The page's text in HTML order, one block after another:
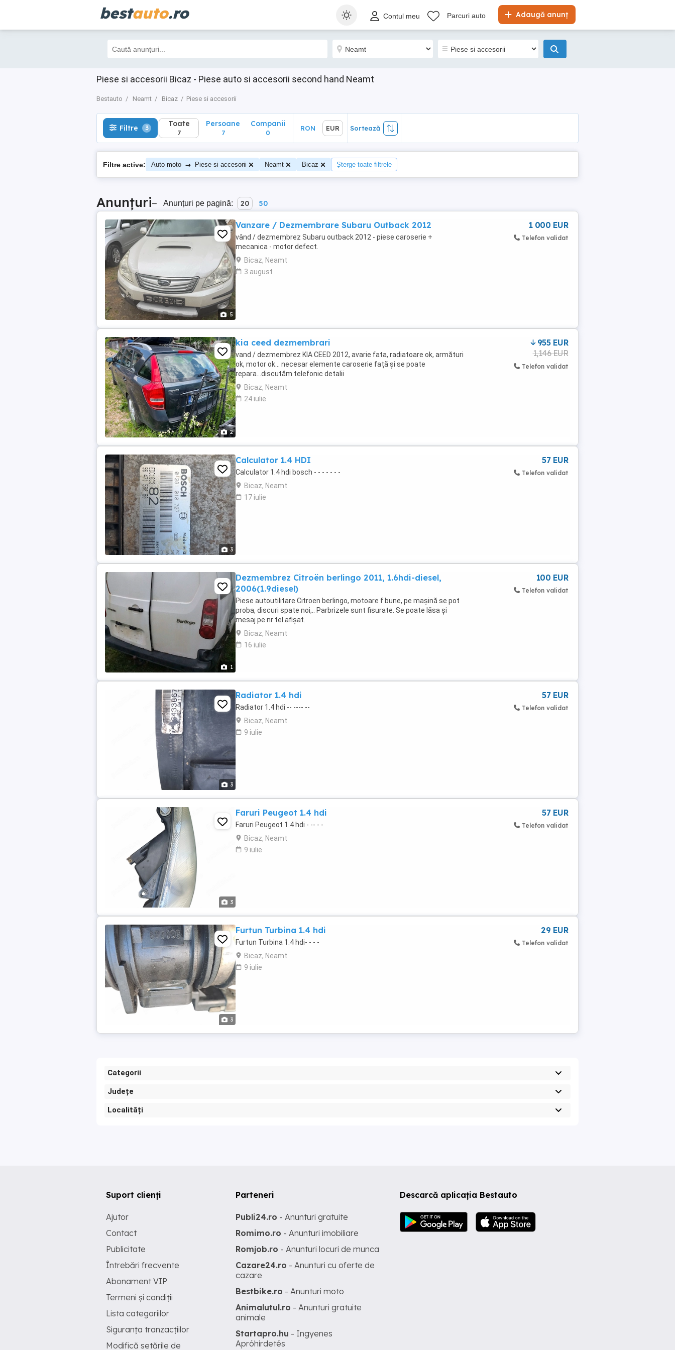
bestauto.ro Adaugă anunț
Contul meu Parcuri auto
Piese si accesorii Bicaz - Piese auto si accesorii second hand Neamt
Bestauto Neamt Bicaz Piese si accesorii
Filtre 3 Toate
7
Sortează
Filtre 3 Toate
7
Persoane
7
Companii
0
RON EUR Sortează
Filtre active: Auto moto → Piese si accesorii Neamt Bicaz Șterge toate filtrele
Anunțuri– Anunțuri pe pagină: 20 50
5
Vanzare / Dezmembrare Subaru Outback 2012
vând / dezmembrez Subaru outback 2012 - piese caroserie +
mecanica - motor defect.
Bicaz, Neamt
3 august
1 000 EUR
Telefon validat
2
kia ceed dezmembrari
vand / dezmembrez KIA CEED 2012, avarie fata, radiatoare ok, armături
ok, motor ok... necesar elemente caroserie față și se poate
repara...discutăm telefonic detalii
Bicaz, Neamt
24 iulie
955 EUR
1,146 EUR
Telefon validat
3
Calculator 1.4 HDI
Calculator 1.4 hdi bosch - - - - - - -
Bicaz, Neamt
17 iulie
57 EUR
Telefon validat
1
Dezmembrez Citroën berlingo 2011, 1.6hdi-diesel,
2006(1.9diesel)
Piese autoutilitare Citroen berlingo, motoare f bune, pe mașină se pot
proba, discuri spate noi,.. Parbrizele sunt fisurate. Se poate lăsa și
mesaj pe nr tel afișat.
Bicaz, Neamt
16 iulie
100 EUR
Telefon validat
3
Radiator 1.4 hdi
Radiator 1.4 hdi -- ---- --
Bicaz, Neamt
9 iulie
57 EUR
Telefon validat
3
Faruri Peugeot 1.4 hdi
Faruri Peugeot 1.4 hdi - -- - -
Bicaz, Neamt
9 iulie
57 EUR
Telefon validat
3
Furtun Turbina 1.4 hdi
Furtun Turbina 1.4 hdi- - - -
Bicaz, Neamt
9 iulie
29 EUR
Telefon validat
Categorii
Județe
Localități
Descarcă aplicația Bestauto
Suport clienți
Ajutor
Contact
Publicitate
Întrebări frecvente
Abonament VIP
Termeni și condiții
Lista categoriilor
Siguranța tranzacțiilor
Modifică setările de
Parteneri
Publi24.ro - Anunturi gratuite
Romimo.ro - Anunturi imobiliare
Romjob.ro - Anunturi locuri de munca
Cazare24.ro - Anunturi cu oferte de
cazare
Bestbike.ro - Anunturi moto
Animalutul.ro - Anunturi gratuite
animale
Startapro.hu - Ingyenes
Apróhirdetés